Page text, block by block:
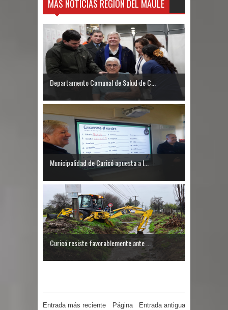
MÁS NOTICIAS REGIÓN DEL MAULE
Departamento Comunal de Salud de C...
Municipalidad de Curicó apuesta a l...
Curicó resiste favorablemente ante ...
Entrada más reciente Entrada antigua
Página